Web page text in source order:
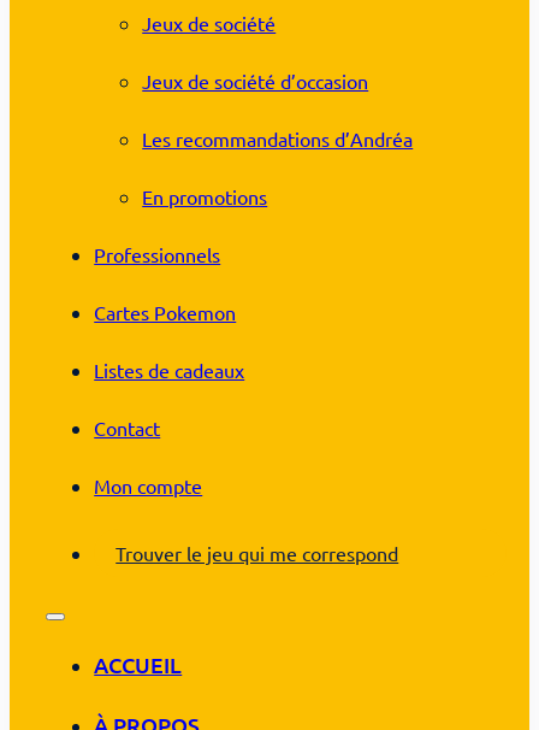
Jeux de société
Jeux de société d’occasion
Les recommandations d’Andréa
En promotions
Professionnels
Cartes Pokemon
Listes de cadeaux
Contact
Mon compte
Trouver le jeu qui me correspond
ACCUEIL